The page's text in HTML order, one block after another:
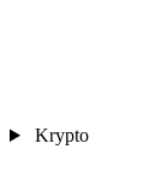
Krypto